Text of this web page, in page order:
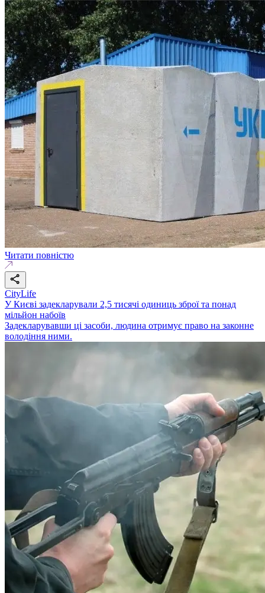
Читати повністю
CityLife
У Києві задекларували 2,5 тисячі одиниць зброї та понад
мільйон набоїв
Задекларувавши ці засоби, людина отримує право на законне
володіння ними.